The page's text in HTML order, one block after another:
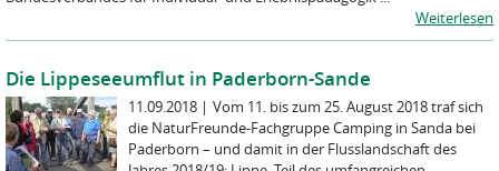
Weiterlesen
Die Lippeseeumflut in Paderborn-Sande
11.09.2018 | Vom 11. bis zum 25. August 2018 traf sich
die NaturFreunde-Fachgruppe Camping in Sanda bei
Paderborn – und damit in der Flusslandschaft des